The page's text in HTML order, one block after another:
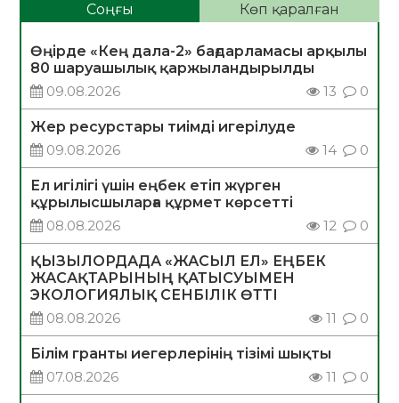
Соңғы Көп қаралған
Өңірде «Кең дала-2» бағдарламасы арқылы
80 шаруашылық қаржыландырылды
09.08.2026
13 0
Жер ресурстары тиімді игерілуде
09.08.2026
14 0
Ел игілігі үшін еңбек етіп жүрген
құрылысшыларға құрмет көрсетті
08.08.2026
12 0
ҚЫЗЫЛОРДАДА «ЖАСЫЛ ЕЛ» ЕҢБЕК
ЖАСАҚТАРЫНЫҢ ҚАТЫСУЫМЕН
ЭКОЛОГИЯЛЫҚ СЕНБІЛІК ӨТТІ
08.08.2026
11 0
Білім гранты иегерлерінің тізімі шықты
07.08.2026
11 0